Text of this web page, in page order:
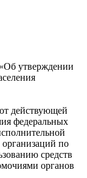
утверждении
действующей
федеральных
по
средств
органов